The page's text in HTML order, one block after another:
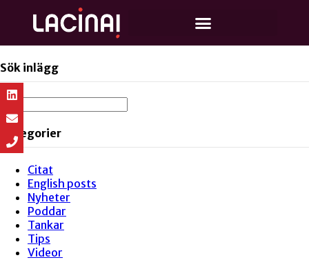
Sök inlägg
Kategorier
Citat
English posts
Nyheter
Poddar
Tankar
Tips
Videor